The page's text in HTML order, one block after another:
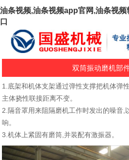
油条视频,油条视频app官网,油条视频
口
双筒振动磨机部
1.底架和机体支架通过弹性支撑把机体弹
主体挠性联接距离不变。
2.隔音罩用来阻隔磨机工作时发出的噪音,
响。
3.机体上紧固有磨筒,并装配有激振器。